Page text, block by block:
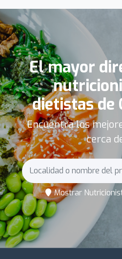
El mayor
dietistas de
Encuentra los
cerca
Mostrar